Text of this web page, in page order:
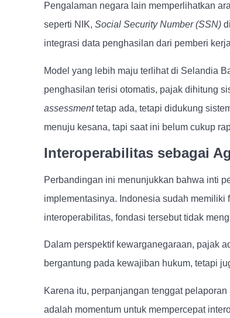
Pengalaman negara lain memperlihatkan
seperti NIK, Social Security Number (SSN)
integrasi data penghasilan dari pemberi
Model yang lebih maju terlihat di Selandia
penghasilan terisi otomatis, pajak dihitung
assessmenttetap ada, tetapi didukung
menuju kesana, tapi saat ini belum cukup
Interoperabilitas sebagai
Perbandingan ini menunjukkan bahwa inti
implementasinya. Indonesia sudah
interoperabilitas, fondasi tersebut tidak
Dalam perspektif kewarganegaraan, pajak
bergantung pada kewajiban hukum, tetapi
Karena itu, perpanjangan tenggat
adalah momentum untuk mempercepat